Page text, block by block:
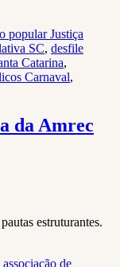
popular Justiça
SC, desfile
Catarina,
Carnaval,
da Amrec
estruturantes.
associação de